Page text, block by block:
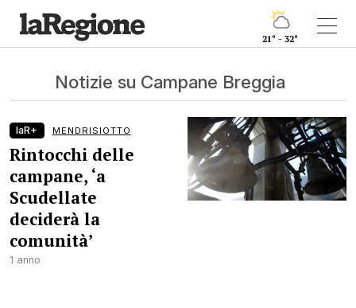
21° - 32°
Notizie su Campane Breggia
laR+ MENDRISIOTTO
Rintocchi delle
campane, ‘a
Scudellate
deciderà la
comunità’
1 anno